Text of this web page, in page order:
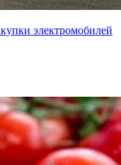
электромобилей